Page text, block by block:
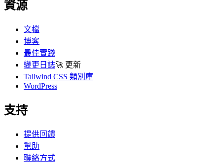
資源
文檔
博客
最佳實踐
變更日誌🚀 更新
Tailwind CSS 類別庫
WordPress
支持
提供回饋
幫助
聯絡方式